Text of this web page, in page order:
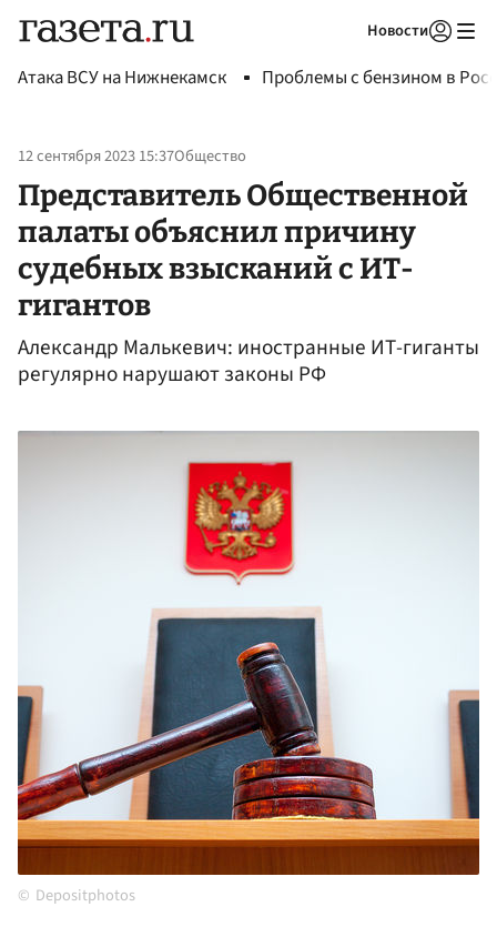
Новости
Атака ВСУ на Нижнекамск Проблемы с бензином в
12 сентября 2023 15:37Общество
Представитель Общественной
палаты объяснил причину
судебных взысканий с ИТ-
гигантов
Александр Малькевич: иностранные ИТ-гиганты
регулярно нарушают законы РФ
Depositphotos